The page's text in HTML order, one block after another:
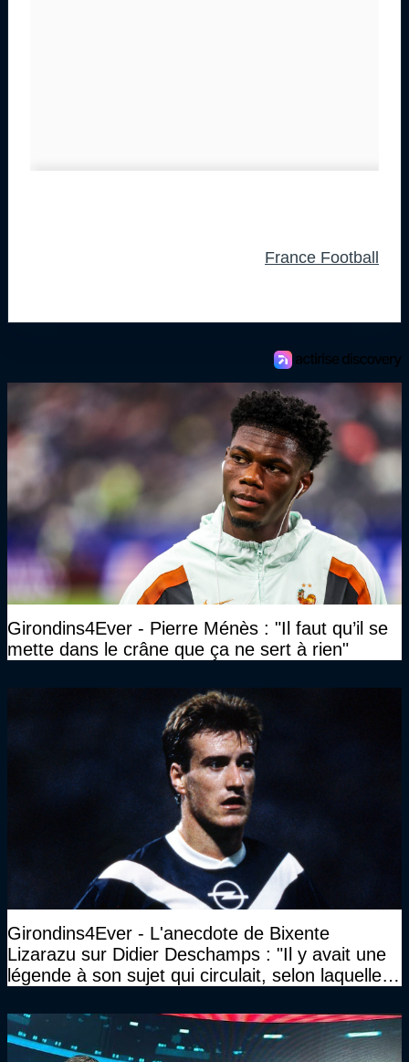
France Football
Girondins4Ever - Pierre Ménès : "Il faut qu’il se
mette dans le crâne que ça ne sert à rien"
Girondins4Ever - L'anecdote de Bixente
Lizarazu sur Didier Deschamps : "Il y avait une
légende à son sujet qui circulait, selon laquelle il